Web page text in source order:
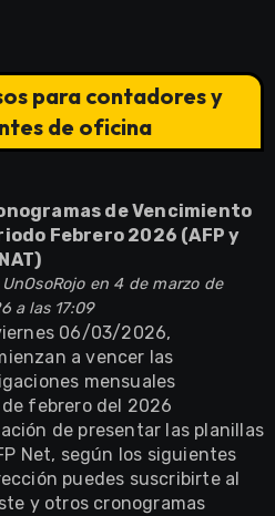
para contadores y
de oficina
de Vencimiento
Febrero 2026 (AFP y
UnOsoRojoen 4 de marzo de
a las 17:09
06/03/2026,
a vencer las
mensuales
febrero del 2026
de presentar las planillas
Net, según los siguientes
puedes suscribirte al
y otros cronogramas